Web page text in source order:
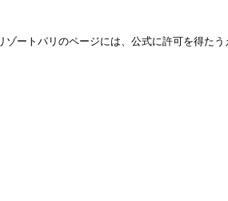
ートパリのページには、公式に許可を得た